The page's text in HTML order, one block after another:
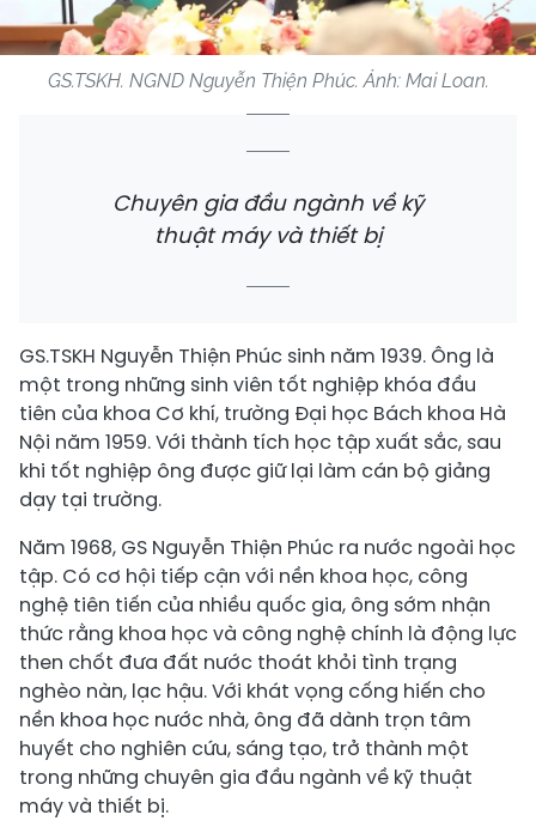
GS.TSKH. NGND Nguyễn Thiện Phúc. Ảnh: Mai Loan.
Chuyên gia đầu ngành về kỹ
thuật máy và thiết bị
GS.TSKH Nguyễn Thiện Phúc sinh năm 1939. Ông là
một trong những sinh viên tốt nghiệp khóa đầu
tiên của khoa Cơ khí, trường Đại học Bách khoa Hà
Nội năm 1959. Với thành tích học tập xuất sắc, sau
khi tốt nghiệp ông được giữ lại làm cán bộ giảng
dạy tại trường.
Năm 1968, GS Nguyễn Thiện Phúc ra nước ngoài học
tập. Có cơ hội tiếp cận với nền khoa học, công
nghệ tiên tiến của nhiều quốc gia, ông sớm nhận
thức rằng khoa học và công nghệ chính là động lực
then chốt đưa đất nước thoát khỏi tình trạng
nghèo nàn, lạc hậu. Với khát vọng cống hiến cho
nền khoa học nước nhà, ông đã dành trọn tâm
huyết cho nghiên cứu, sáng tạo, trở thành một
trong những chuyên gia đầu ngành về kỹ thuật
máy và thiết bị.